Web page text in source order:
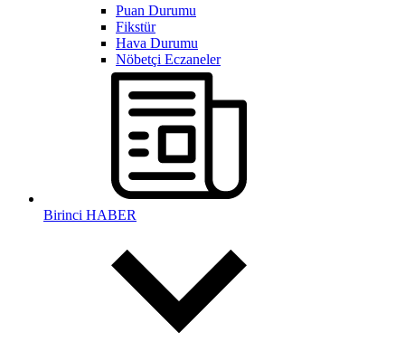
Puan Durumu
Fikstür
Hava Durumu
Nöbetçi Eczaneler
Birinci HABER